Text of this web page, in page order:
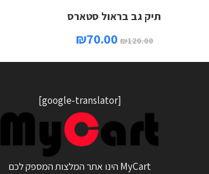
תיק גב בראול סטארס
₪120.00
₪70.00
[google-translator]
MyCart הינו אתר המלצות המספק לכם